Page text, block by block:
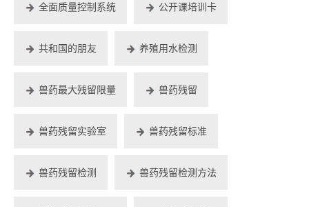
全面质量控制系统 公开课培训卡
共和国的朋友 养殖用水检测
兽药最大残留限量 兽药残留
兽药残留实验室 兽药残留标准
兽药残留检测 兽药残留检测方法